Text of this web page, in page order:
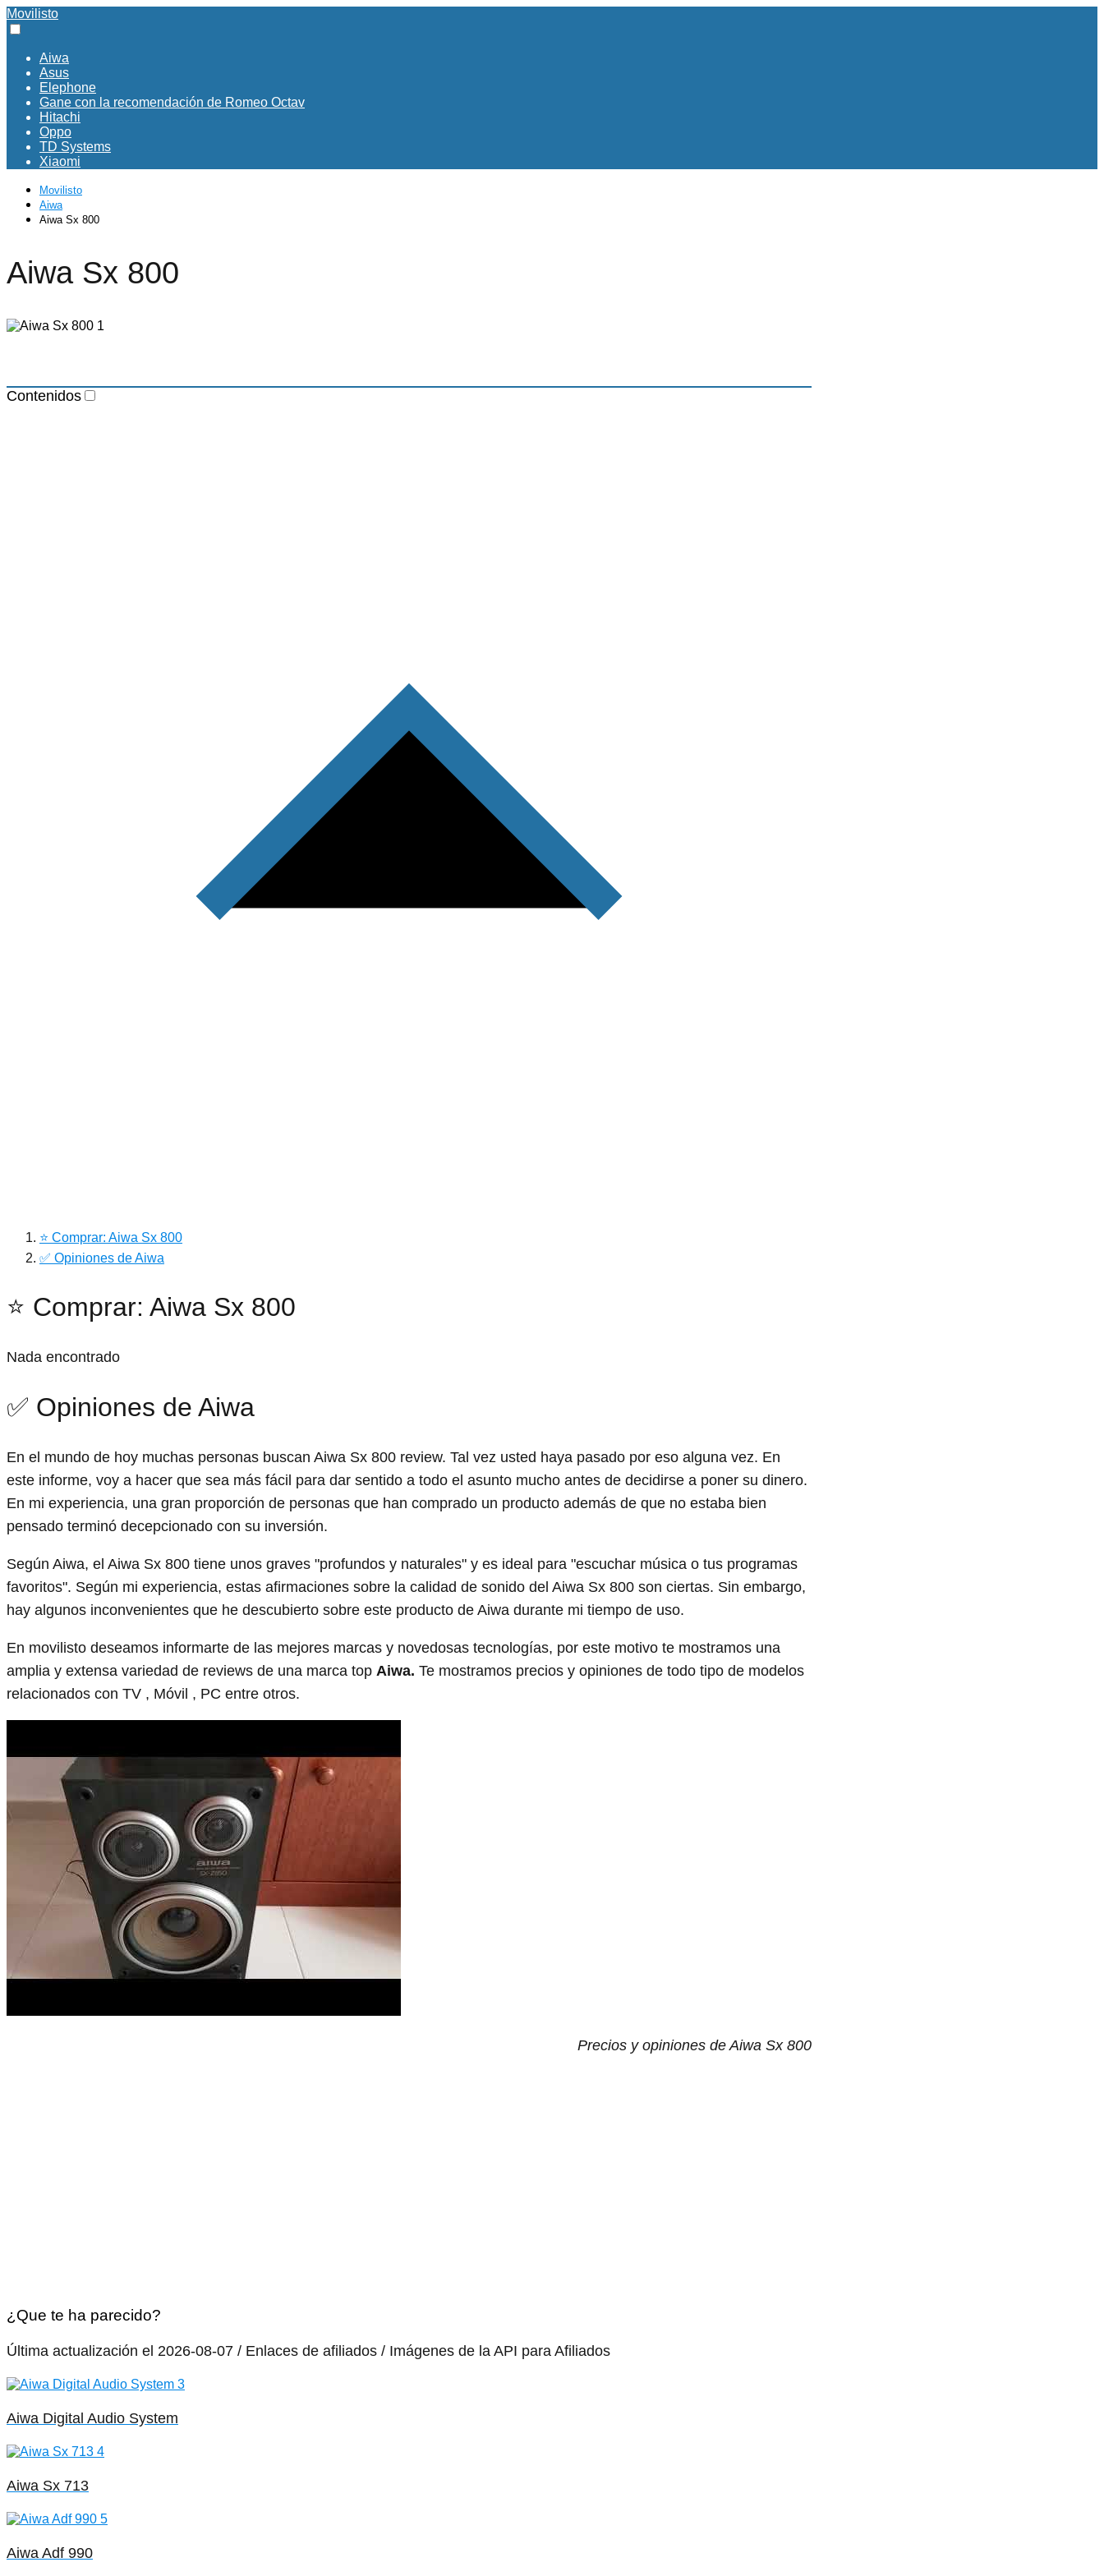
Movilisto
Aiwa
Asus
Elephone
Gane con la recomendación de Romeo Octav
Hitachi
Oppo
TD Systems
Xiaomi
Movilisto
Aiwa
Aiwa Sx 800
Aiwa Sx 800
Contenidos
⭐ Comprar: Aiwa Sx 800
✅ Opiniones de Aiwa
⭐ Comprar: Aiwa Sx 800
Nada encontrado
✅ Opiniones de Aiwa
En el mundo de hoy muchas personas buscan Aiwa Sx 800 review. Tal vez usted haya pasado por eso alguna vez. En
este informe, voy a hacer que sea más fácil para dar sentido a todo el asunto mucho antes de decidirse a poner su dinero.
En mi experiencia, una gran proporción de personas que han comprado un producto además de que no estaba bien
pensado terminó decepcionado con su inversión.
Según Aiwa, el Aiwa Sx 800 tiene unos graves "profundos y naturales" y es ideal para "escuchar música o tus programas
favoritos". Según mi experiencia, estas afirmaciones sobre la calidad de sonido del Aiwa Sx 800 son ciertas. Sin embargo,
hay algunos inconvenientes que he descubierto sobre este producto de Aiwa durante mi tiempo de uso.
En movilisto deseamos informarte de las mejores marcas y novedosas tecnologías, por este motivo te mostramos una
amplia y extensa variedad de reviews de una marca top Aiwa. Te mostramos precios y opiniones de todo tipo de modelos
relacionados con TV , Móvil , PC entre otros.
Precios y opiniones de Aiwa Sx 800
¿Que te ha parecido?
Última actualización el 2026-08-07 / Enlaces de afiliados / Imágenes de la API para Afiliados
Aiwa Digital Audio System
Aiwa Sx 713
Aiwa Adf 990